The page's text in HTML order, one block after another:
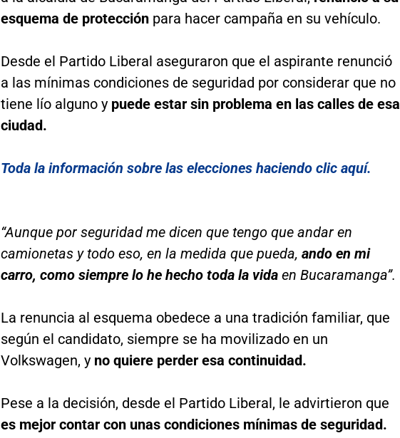
esquema de protecciónpara hacer campaña en su vehículo.
Desde el Partido Liberal aseguraron que el aspirante renunció
a las mínimas condiciones de seguridad por considerar que no
tiene lío alguno y puede estar sin problema en las calles de esa
ciudad.
Toda la información sobre las elecciones haciendo clic aquí.
“Aunque por seguridad me dicen que tengo que andar en
camionetas y todo eso, en la medida que pueda, ando en mi
carro, como siempre lo he hecho toda la vidaen Bucaramanga”.
La renuncia al esquema obedece a una tradición familiar, que
según el candidato, siempre se ha movilizado en un
Volkswagen, y no quiere perder esa continuidad.
Pese a la decisión, desde el Partido Liberal, le advirtieron que
es mejor contar con unas condiciones mínimas de seguridad.